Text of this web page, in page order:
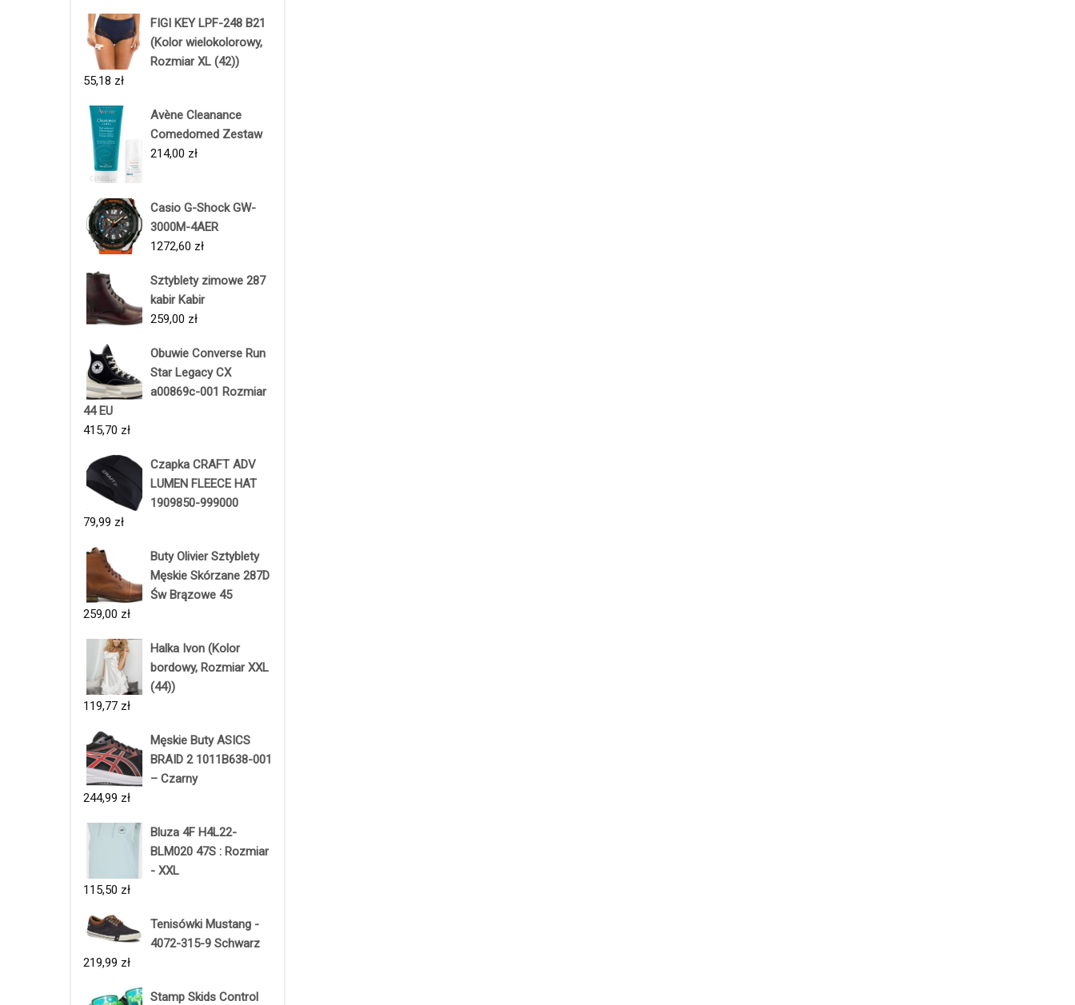
FIGI KEY LPF-248 B21
(Kolor wielokolorowy,
Rozmiar XL (42))
55,18 zł
Avène Cleanance
Comedomed Zestaw
214,00 zł
Casio G-Shock GW-
3000M-4AER
1272,60 zł
Sztyblety zimowe 287
kabir Kabir
259,00 zł
Obuwie Converse Run
Star Legacy CX
a00869c-001 Rozmiar
44 EU
415,70 zł
Czapka CRAFT ADV
LUMEN FLEECE HAT
1909850-999000
79,99 zł
Buty Olivier Sztyblety
Męskie Skórzane 287D
Św Brązowe 45
259,00 zł
Halka Ivon (Kolor
bordowy, Rozmiar XXL
(44))
119,77 zł
Męskie Buty ASICS
BRAID 2 1011B638-001
– Czarny
244,99 zł
Bluza 4F H4L22-
BLM020 47S : Rozmiar
- XXL
115,50 zł
Tenisówki Mustang -
4072-315-9 Schwarz
219,99 zł
Stamp Skids Control